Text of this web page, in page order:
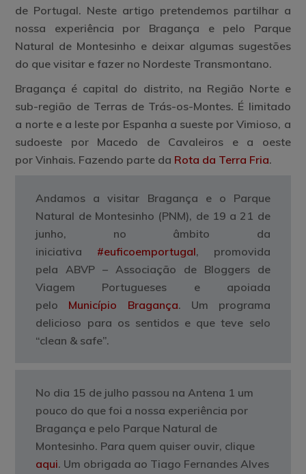
de Portugal. Neste artigo pretendemos partilhar a
nossa experiência por Bragança e pelo Parque
Natural de Montesinho e deixar algumas sugestões
do que visitar e fazer no Nordeste Transmontano.
Bragança é capital do distrito, na Região Norte e
sub-região de Terras de Trás-os-Montes. É limitado
a norte e a leste por Espanha a sueste por Vimioso, a
sudoeste por Macedo de Cavaleiros e a oeste
por Vinhais. Fazendo parte da Rota da Terra Fria.
Andamos a visitar Bragança e o Parque
Natural de Montesinho (PNM), de 19 a 21 de
junho, no âmbito da
iniciativa #euficoemportugal, promovida
pela ABVP – Associação de Bloggers de
Viagem Portugueses e apoiada
pelo Município Bragança. Um programa
delicioso para os sentidos e que teve selo
“clean & safe”.
No dia 15 de julho passou na Antena 1 um
pouco do que foi a nossa experiência por
Bragança e pelo Parque Natural de
Montesinho. Para quem quiser ouvir, clique
aqui. Um obrigada ao Tiago Fernandes Alves